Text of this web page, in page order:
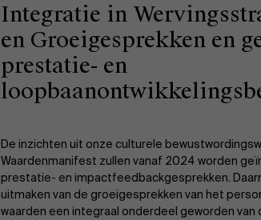
Integratie in
en Groeigesprekken en
prestatie- en
De inzichten uit onze culturele
Waardenmanifest zullen vanaf 2024 worden
prestatie- en impactfeedbackgesprekken.
uitmaken van de groeigesprekken van het
waarden een integraal onderdeel geworden van